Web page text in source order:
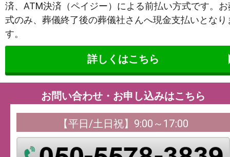
済、ATM決済（ペイジー）による前払い方式です。
式のみ、葬儀終了後の葬儀社さんへ現金支払いとなり
す。
詳しくはこちら
お問い合わせ・お申し込みはこちら
【平日/土日祝】9:00～17:00